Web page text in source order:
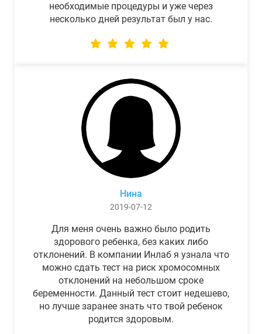
необходимые процедуры и уже через
несколько дней результат был у нас.
Нина
2019-07-12
Для меня очень важно было родить
здорового ребенка, без каких либо
отклонений. В компании Инлаб я узнала что
можно сдать тест на риск хромосомных
отклонений на небольшом сроке
беременности. Данный тест стоит недешево,
но лучше заранее знать что твой ребенок
родится здоровым.